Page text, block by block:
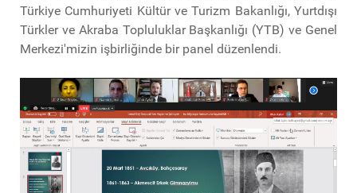
Türkiye Cumhuriyeti Kültür ve Turizm Bakanlığı, Yurtdışı
Türkler ve Akraba Topluluklar Başkanlığı (YTB) ve Genel
Merkezi'mizin işbirliğinde bir panel düzenlendi.